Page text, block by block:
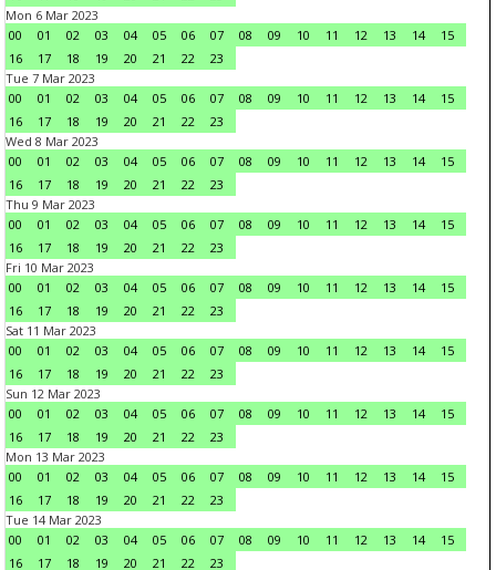
Mon 6 Mar 2023
00
01 02 03 04 05 06 07 08 09 10 11 12 13 14
15
16
17 18 19 20 21 22
23
Tue 7 Mar 2023
00
01 02 03 04 05 06 07 08 09 10 11 12 13 14
15
16
17 18 19 20 21 22
23
Wed 8 Mar 2023
00
01 02 03 04 05 06 07 08 09 10 11 12 13 14
15
16
17 18 19 20 21 22
23
Thu 9 Mar 2023
00
01 02 03 04 05 06 07 08 09 10 11 12 13 14
15
16
17 18 19 20 21 22
23
Fri 10 Mar 2023
00
01 02 03 04 05 06 07 08 09 10 11 12 13 14
15
16
17 18 19 20 21 22
23
Sat 11 Mar 2023
00
01 02 03 04 05 06 07 08 09 10 11 12 13 14
15
16
17 18 19 20 21 22
23
Sun 12 Mar 2023
00
01 02 03 04 05 06 07 08 09 10 11 12 13 14
15
16
17 18 19 20 21 22
23
Mon 13 Mar 2023
00
01 02 03 04 05 06 07 08 09 10 11 12 13 14
15
16
17 18 19 20 21 22
23
Tue 14 Mar 2023
00
01 02 03 04 05 06 07 08 09 10 11 12 13 14
15
16
17 18 19 20 21 22 23